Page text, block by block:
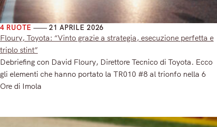
4 RUOTE 21 APRILE 2026
Floury, Toyota: “Vinto grazie a strategia, esecuzione perfetta e
triplo stint”
Debriefing con David Floury, Direttore Tecnico di Toyota. Ecco
gli elementi che hanno portato la TR010 #8 al trionfo nella 6
Ore di Imola